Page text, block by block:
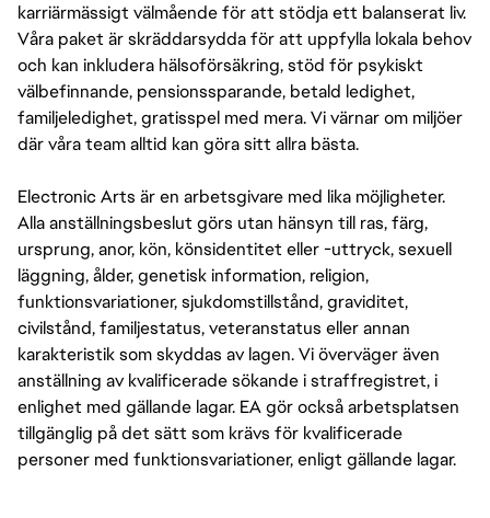
karriärmässigt välmående för att stödja ett balanserat liv.
Våra paket är skräddarsydda för att uppfylla lokala behov
och kan inkludera hälsoförsäkring, stöd för psykiskt
välbefinnande, pensionssparande, betald ledighet,
familjeledighet, gratisspel med mera. Vi värnar om miljöer
där våra team alltid kan göra sitt allra bästa.
Electronic Arts är en arbetsgivare med lika möjligheter.
Alla anställningsbeslut görs utan hänsyn till ras, färg,
ursprung, anor, kön, könsidentitet eller -uttryck, sexuell
läggning, ålder, genetisk information, religion,
funktionsvariationer, sjukdomstillstånd, graviditet,
civilstånd, familjestatus, veteranstatus eller annan
karakteristik som skyddas av lagen. Vi överväger även
anställning av kvalificerade sökande i straffregistret, i
enlighet med gällande lagar. EA gör också arbetsplatsen
tillgänglig på det sätt som krävs för kvalificerade
personer med funktionsvariationer, enligt gällande lagar.